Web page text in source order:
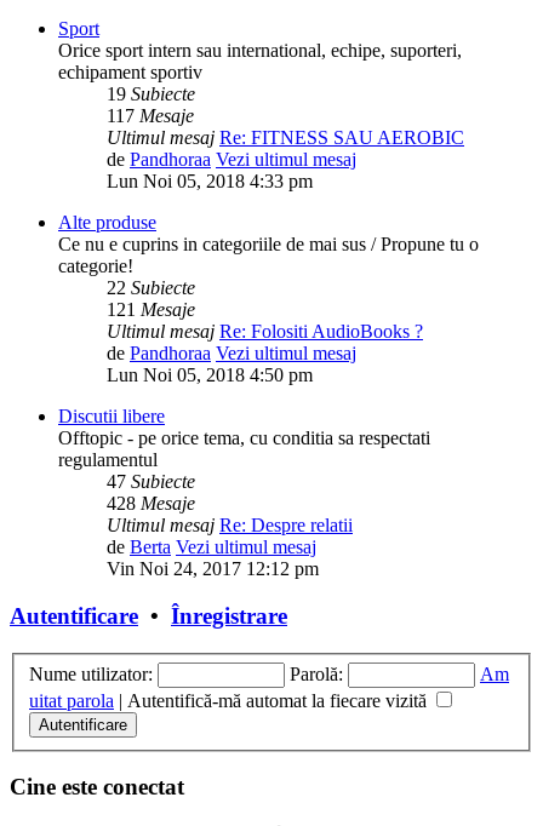
Sport
Orice sport intern sau international, echipe, suporteri,
echipament sportiv
19 Subiecte
117 Mesaje
Ultimul mesaj Re: FITNESS SAU AEROBIC
de Pandhoraa Vezi ultimul mesaj
Lun Noi 05, 2018 4:33 pm
Alte produse
Ce nu e cuprins in categoriile de mai sus / Propune tu o
categorie!
22 Subiecte
121 Mesaje
Ultimul mesaj Re: Folositi AudioBooks ?
de Pandhoraa Vezi ultimul mesaj
Lun Noi 05, 2018 4:50 pm
Discutii libere
Offtopic - pe orice tema, cu conditia sa respectati
regulamentul
47 Subiecte
428 Mesaje
Ultimul mesaj Re: Despre relatii
de Berta Vezi ultimul mesaj
Vin Noi 24, 2017 12:12 pm
Autentificare • Înregistrare
Nume utilizator: Parolă:
Am
uitat parola | Autentifică-mă automat la fiecare vizită
Cine este conectat